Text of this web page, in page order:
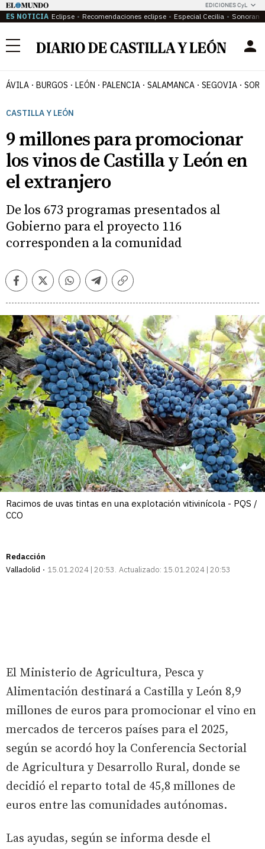
EDICIONES CyL
ES NOTICIA Eclipse Recomendaciones eclipse Especial Cecilia
Menú
ÁVILA BURGOS LEÓN PALENCIA SALAMANCA SEGOVIA
CASTILLA Y LEÓN
9 millones para promocionar
los vinos de Castilla y León en
el extranjero
De los 673 programas presentados al
Gobierno para el proyecto 116
corresponden a la comunidad
FacebookTwitterWhatsappTelegramCopiar
Racimos de uvas tintas en una explotación vitivinícola - PQS /
CCO
Redacción
Valladolid
15.01.2024 | 20:53 Actualizado: 15.01.2024 | 20:53
El Ministerio de Agricultura, Pesca y
Alimentación destinará a Castilla y León 8,9
millones de euros para promocionar el vino en
mercados de terceros países para el 2025,
según se acordó hoy la Conferencia Sectorial
de Agricultura y Desarrollo Rural, donde se
decidió el reparto total de 45,8 millones de
euros entre las comunidades autónomas.
Las ayudas, según se informa desde el